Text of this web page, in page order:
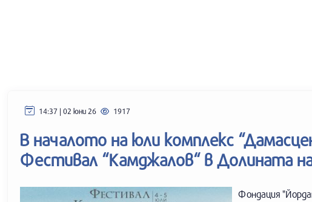
14:37 | 02 юни 26 1917
В началото на юли комплекс
Фестивал “Камджалов“ в Долината
Фондация